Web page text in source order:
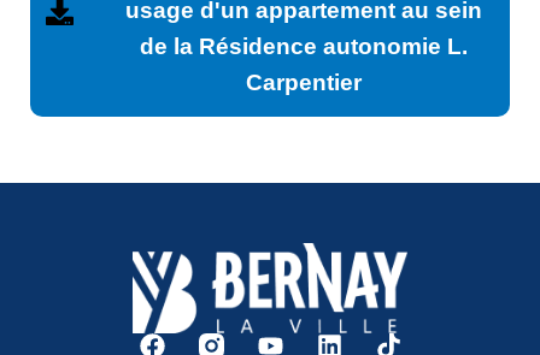
usage d'un appartement au sein
de la Résidence autonomie L.
Carpentier